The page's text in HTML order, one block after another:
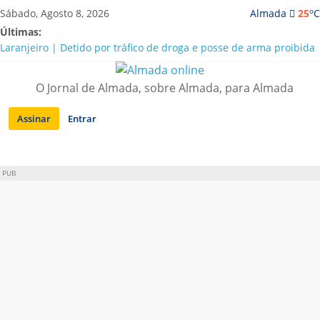
Saltar
para
conteúdo
Almada 25oC
Sábado, Agosto 8, 2026
Últimas:
Laranjeiro | Detido por tráfico de droga e posse de arma proibida
A “crise” da água em Almada: ilações e ensinamentos necessários
Costa da Caparica | Polícia Marítima e ASAE detectam
irregularidades em habitações e restaurantes
APA diz que falta de água em Almada “foi um problema de má
O Jornal de Almada, sobre Almada, para Almada
Assinar Entrar
PUB